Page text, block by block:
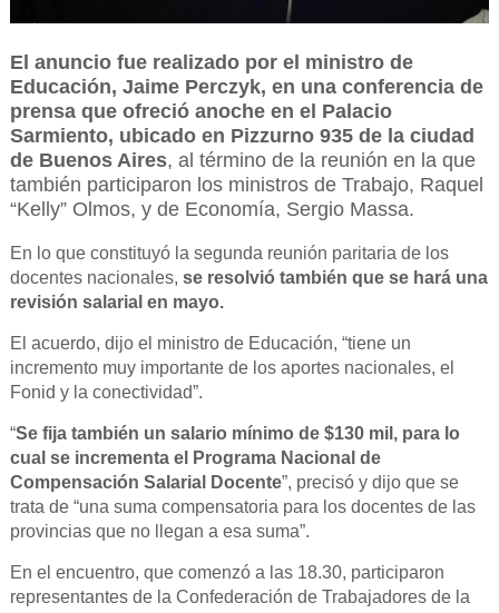
El anuncio fue realizado por el ministro de
Educación, Jaime Perczyk, en una conferencia de
prensa que ofreció anoche en el Palacio
Sarmiento, ubicado en Pizzurno 935 de la ciudad
de Buenos Aires, al término de la reunión en la que
también participaron los ministros de Trabajo, Raquel
“Kelly” Olmos, y de Economía, Sergio Massa.
En lo que constituyó la segunda reunión paritaria de los
docentes nacionales, se resolvió también que se hará una
revisión salarial en mayo.
El acuerdo, dijo el ministro de Educación, “tiene un
incremento muy importante de los aportes nacionales, el
Fonid y la conectividad”.
“Se fija también un salario mínimo de $130 mil, para lo
cual se incrementa el Programa Nacional de
Compensación Salarial Docente”, precisó y dijo que se
trata de “una suma compensatoria para los docentes de las
provincias que no llegan a esa suma”.
En el encuentro, que comenzó a las 18.30, participaron
representantes de la Confederación de Trabajadores de la